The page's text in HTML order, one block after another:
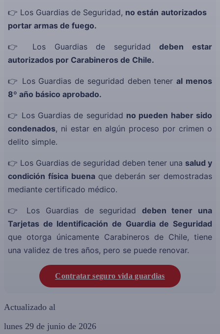
👉 Los Guardias de Seguridad, no están autorizados
portar armas de fuego.
👉 Los Guardias de seguridaddeben estar
autorizados por Carabineros de Chile.
👉 Los Guardias de seguridad deben teneral menos
8º año básico aprobado.
👉 Los Guardias de seguridad no pueden haber sido
condenados, ni estar en algún proceso por crimen o
delito simple.
👉 Los Guardias de seguridad deben tener una salud y
condición física buena que deberán ser demostradas
mediante certificado médico.
👉 Los Guardias de seguridad deben tener una
Tarjetas de Identificación de Guardia de Seguridad
que otorga únicamente Carabineros de Chile, tiene
una validez de tres años, pero se puede renovar.
Contratar seguro vida guardias
Actualizado al
lunes 29 de junio de 2026